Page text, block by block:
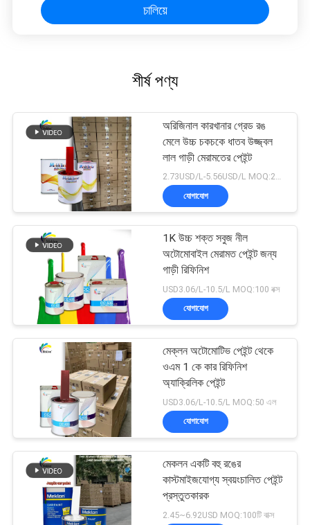
চালিয়ে
শীর্ষ পণ্য
অরিজিনাল কারখানার গ্রেড রঙ
মেলে উচ্চ চকচকে ধাতব উজ্জ্বল
লাল গাড়ী মেরামতের পেইন্ট
2.73USD/L-5.56USD/L MOQ:200 এল
যোগাযোগ
1K উচ্চ শক্ত সবুজ নীল
অটোমোবাইল মেরামত পেইন্ট জন্য
গাড়ী রিফিনিশ
USD3.06/L-10.5/L MOQ:100 বক্স
যোগাযোগ
মেক্লন অটোমোটিভ পেইন্ট থেকে
ওএম 1 কে কার রিফিনিশ
অ্যাক্রিলিক পেইন্ট
USD3.06/L-10.5/L MOQ:50 এল
যোগাযোগ
মেকলন একটি বহু রঙের
কাস্টমাইজযোগ্য স্বয়ংচালিত পেইন্ট
প্রস্তুতকারক
2.45~6.92USD MOQ:100টি বাক্স